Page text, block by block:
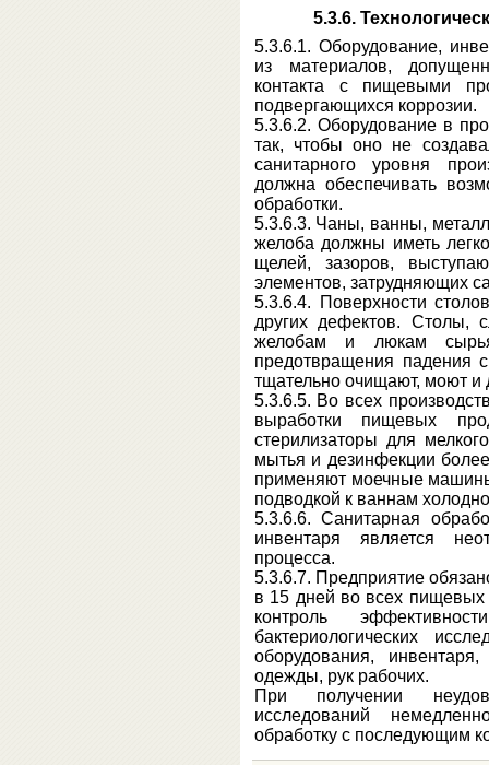
5.3.6.
5.3.6.1. Оборудование,
из материалов,
контакта с пищевыми
подвергающихся коррозии.
5.3.6.2. Оборудование в
так, чтобы оно не
санитарного уровня
должна обеспечивать
обработки.
5.3.6.3. Чаны, ванны,
желоба должны иметь
щелей, зазоров,
элементов, затрудняющих
5.3.6.4. Поверхности
других дефектов. Столы,
желобам и люкам
предотвращения падения
тщательно очищают, моют и
5.3.6.5. Во всех
выработки пищевых
стерилизаторы для
мытья и дезинфекции
применяют моечные
подводкой к ваннам
5.3.6.6. Санитарная
инвентаря является
процесса.
5.3.6.7. Предприятие
в 15 дней во всех пищевых
контроль
бактериологических
оборудования,
одежды, рук рабочих.
При получении
исследований
обработку с последующим